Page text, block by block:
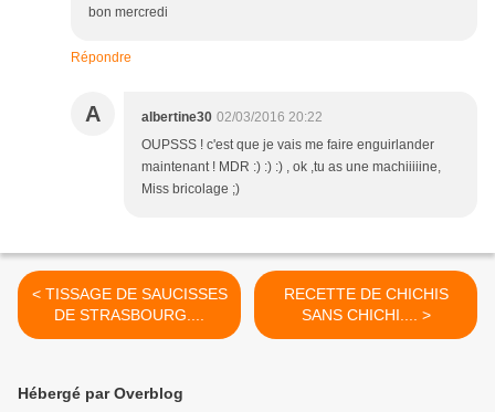
bon mercredi
Répondre
A albertine30 02/03/2016 20:22
OUPSSS ! c'est que je vais me faire enguirlander
maintenant ! MDR :) :) :) , ok ,tu as une machiiiiine,
Miss bricolage ;)
< TISSAGE DE SAUCISSES
DE STRASBOURG....
RECETTE DE CHICHIS
SANS CHICHI.... >
Hébergé par Overblog